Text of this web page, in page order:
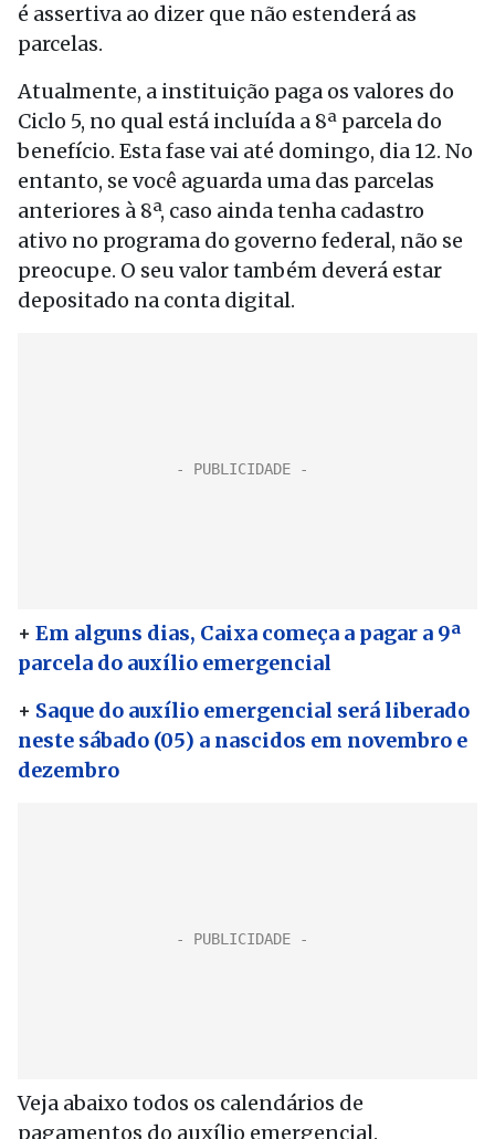
é assertiva ao dizer que não estenderá as
parcelas.
Atualmente, a instituição paga os valores do
Ciclo 5, no qual está incluída a 8ª parcela do
benefício. Esta fase vai até domingo, dia 12. No
entanto, se você aguarda uma das parcelas
anteriores à 8ª, caso ainda tenha cadastro
ativo no programa do governo federal, não se
preocupe. O seu valor também deverá estar
depositado na conta digital.
+ Em alguns dias, Caixa começa a pagar a 9ª
parcela do auxílio emergencial
+ Saque do auxílio emergencial será liberado
neste sábado (05) a nascidos em novembro e
dezembro
Veja abaixo todos os calendários de
pagamentos do auxílio emergencial.